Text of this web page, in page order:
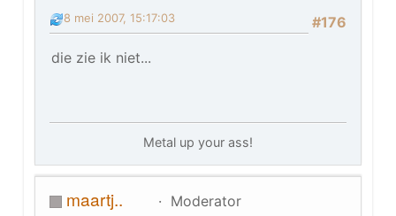
#176
8 mei 2007, 15:17:03
die zie ik niet...
Metal up your ass!
maartj..
Moderator